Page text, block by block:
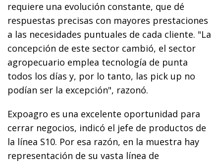
requiere una evolución constante, que dé
respuestas precisas con mayores prestaciones
a las necesidades puntuales de cada cliente. "La
concepción de este sector cambió, el sector
agropecuario emplea tecnología de punta
todos los días y, por lo tanto, las pick up no
podían ser la excepción", razonó.
Expoagro es una excelente oportunidad para
cerrar negocios, indicó el jefe de productos de
la línea S10. Por esa razón, en la muestra hay
representación de su vasta línea de